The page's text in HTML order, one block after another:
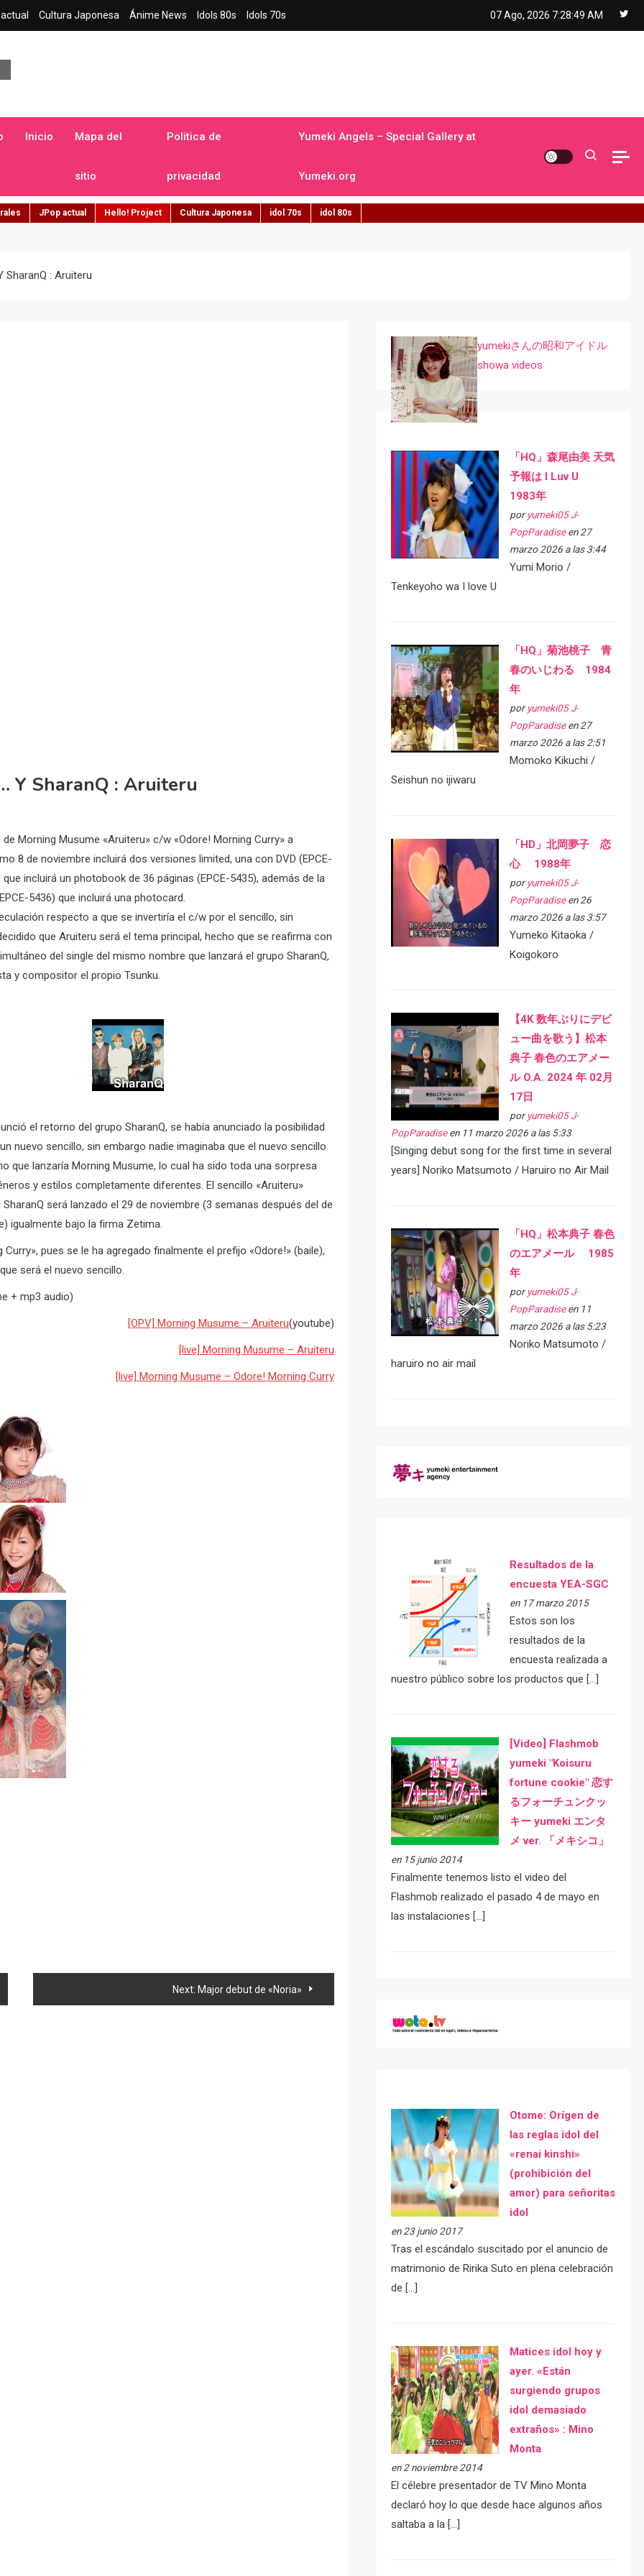
Cultura Japonesa Ánime News Idols 80s Idols 70s 07 Ago, 2026 7:28:51 AM
Inicio Mapa del
sitio
Politica de
privacidad
Yumeki Angels – Special Gallery at
Yumeki.org
JPop actual Hello! Project Cultura Japonesa idol 70s idol 80s
SharanQ : Aruiteru
Y SharanQ : Aruiteru
Morning Musume «Aruiteru» c/w «Odore! Morning Curry» a
8 de noviembre incluirá dos versiones limited, una con DVD (EPCE-
incluirá un photobook de 36 páginas (EPCE-5435), además de la
5436) que incluirá una photocard.
respecto a que se invertiría el c/w por el sencillo, sin
que Aruiteru será el tema principal, hecho que se reafirma con
del single del mismo nombre que lanzará el grupo SharanQ,
y compositor el propio Tsunku.
el retorno del grupo SharanQ, se había anunciado la posibilidad
nuevo sencillo, sin embargo nadie imaginaba que el nuevo sencillo
que lanzaría Morning Musume, lo cual ha sido toda una sorpresa
y estilos completamente diferentes. El sencillo «Aruiteru»
SharanQ será lanzado el 29 de noviembre (3 semanas después del de
igualmente bajo la firma Zetima.
pues se le ha agregado finalmente el prefijo «Odore!» (baile),
será el nuevo sencillo.
+ mp3 audio)
[OPV] Morning Musume – Aruiteru(youtube)
[live] Morning Musume – Aruiteru
[live] Morning Musume – Odore! Morning Curry
Next: Major debut de «Noria»
yumekiさんの昭和アイドル
showa videos
「HQ」森尾由美 天気
予報は I Luv U
1983年
por yumeki05 J-
PopParadiseen 27
marzo 2026 a las 3:44
Yumi Morio /
Tenkeyoho wa I love U
「HQ」菊池桃子 青
春のいじわる 1984
年
por yumeki05 J-
PopParadiseen 27
marzo 2026 a las 2:51
Momoko Kikuchi /
Seishun no ijiwaru
「HD」北岡夢子 恋
心 1988年
por yumeki05 J-
PopParadiseen 26
marzo 2026 a las 3:57
Yumeko Kitaoka /
Koigokoro
【4K 数年ぶりにデビ
ュー曲を歌う】松本
典子 春色のエアメー
ル O.A. 2024 年 02月
17日
por yumeki05 J-
PopParadiseen 11 marzo 2026 a las 5:33
[Singing debut song for the first time in several
years] Noriko Matsumoto / Haruiro no Air Mail
「HQ」松本典子 春色
のエアメール 1985
年
por yumeki05 J-
PopParadiseen 11
marzo 2026 a las 5:23
Noriko Matsumoto /
haruiro no air mail
Resultados de la
encuesta YEA-SGC
en 17 marzo 2015
Estos son los
resultados de la
encuesta realizada a
nuestro público sobre los productos que […]
[Video] Flashmob
yumeki "Koisuru
fortune cookie" 恋す
るフォーチュンクッ
キー yumeki エンタ
メ ver. 「メキシコ」
en 15 junio 2014
Finalmente tenemos listo el video del
Flashmob realizado el pasado 4 de mayo en
las instalaciones […]
Otome: Orígen de
las reglas idol del
«renai kinshi»
(prohibición del
amor) para señoritas
idol
en 23 junio 2017
Tras el escándalo suscitado por el anuncio de
matrimonio de Ririka Suto en plena celebración
de […]
Matices idol hoy y
ayer. «Están
surgiendo grupos
idol demasiado
extraños» : Mino
Monta
en 2 noviembre 2014
El célebre presentador de TV Mino Monta
declaró hoy lo que desde hace algunos años
saltaba a la […]